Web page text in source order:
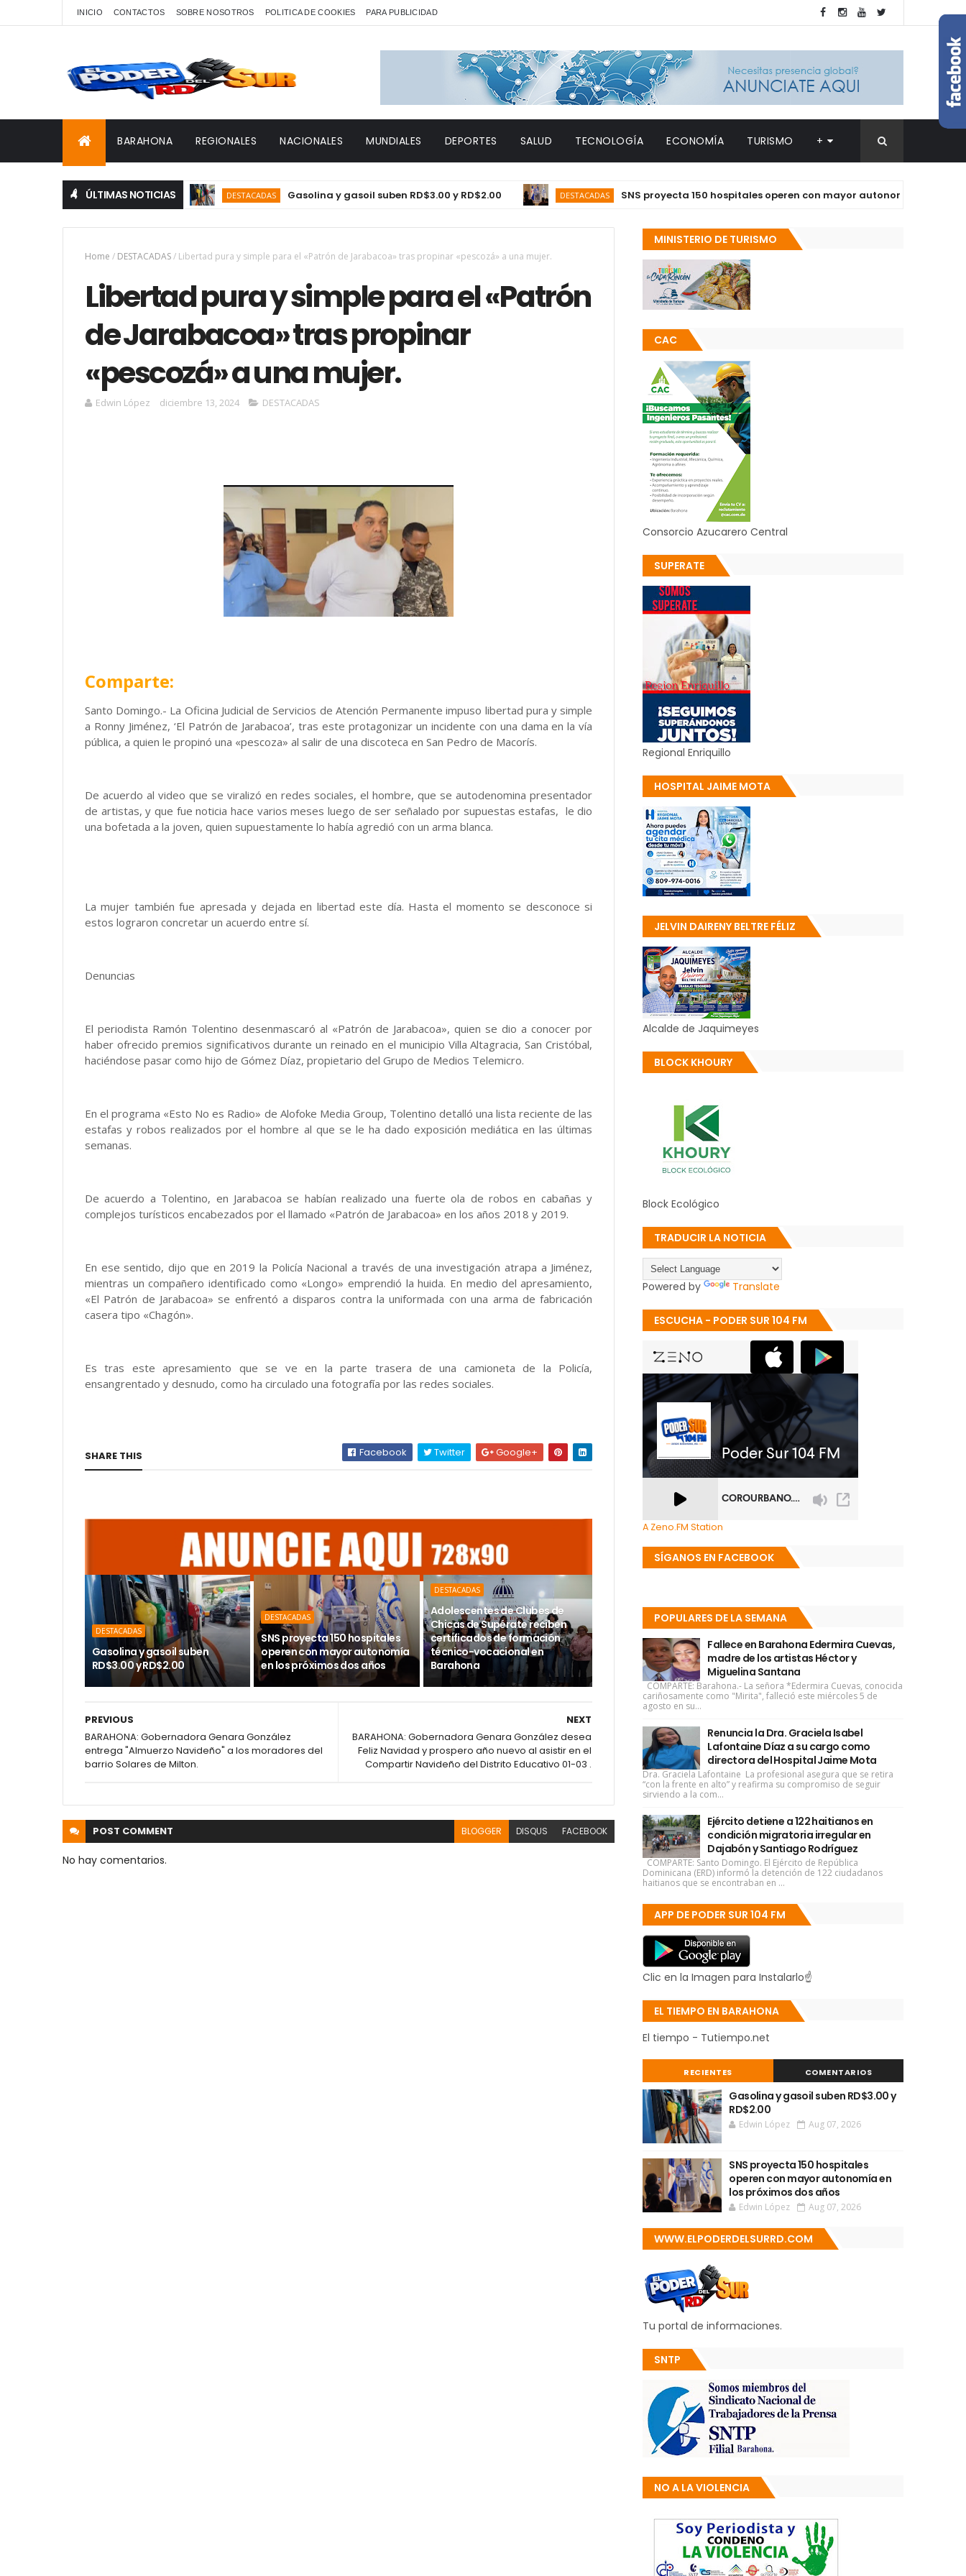
INICIO CONTACTOS SOBRE NOSOTROS POLITICA DE COOKIES PARA PUBLICIDAD
BARAHONA REGIONALES NACIONALES MUNDIALES DEPORTES SALUD TECNOLOGÍA ECONOMÍA TURISMO +
ÚLTIMAS NOTICIAS DESTACADAS Gasolina y gasoil suben RD$3.00 y RD$2.00 DESTACADAS SNS proyecta 150 hospitales operen con mayor autonomía en los próximos
Home / DESTACADAS/ Libertad pura y simple para el «Patrón de Jarabacoa» tras propinar «pescozá» a una mujer.
Libertad pura y simple para el «Patrón
de Jarabacoa» tras propinar
«pescozá» a una mujer.
Edwin López diciembre 13, 2024 DESTACADAS
Comparte:
Santo Domingo.- La Oficina Judicial de Servicios de Atención Permanente impuso libertad pura y simple
a Ronny Jiménez, ‘El Patrón de Jarabacoa’, tras este protagonizar un incidente con una dama en la vía
pública, a quien le propinó una «pescoza» al salir de una discoteca en San Pedro de Macorís.
De acuerdo al video que se viralizó en redes sociales, el hombre, que se autodenomina presentador
de artistas, y que fue noticia hace varios meses luego de ser señalado por supuestas estafas, le dio
una bofetada a la joven, quien supuestamente lo había agredió con un arma blanca.
La mujer también fue apresada y dejada en libertad este día. Hasta el momento se desconoce si
estos lograron concretar un acuerdo entre sí.
Denuncias
El periodista Ramón Tolentino desenmascaró al «Patrón de Jarabacoa», quien se dio a conocer por
haber ofrecido premios significativos durante un reinado en el municipio Villa Altagracia, San Cristóbal,
haciéndose pasar como hijo de Gómez Díaz, propietario del Grupo de Medios Telemicro.
En el programa «Esto No es Radio» de Alofoke Media Group, Tolentino detalló una lista reciente de las
estafas y robos realizados por el hombre al que se le ha dado exposición mediática en las últimas
semanas.
De acuerdo a Tolentino, en Jarabacoa se habían realizado una fuerte ola de robos en cabañas y
complejos turísticos encabezados por el llamado «Patrón de Jarabacoa» en los años 2018 y 2019.
En ese sentido, dijo que en 2019 la Policía Nacional a través de una investigación atrapa a Jiménez,
mientras un compañero identificado como «Longo» emprendió la huida. En medio del apresamiento,
«El Patrón de Jarabacoa» se enfrentó a disparos contra la uniformada con una arma de fabricación
casera tipo «Chagón».
Es tras este apresamiento que se ve en la parte trasera de una camioneta de la Policía,
ensangrentado y desnudo, como ha circulado una fotografía por las redes sociales.
SHARE THIS Facebook Twitter Google+
DESTACADAS
Gasolina y gasoil suben
RD$3.00 y RD$2.00
DESTACADAS
SNS proyecta 150 hospitales
operen con mayor autonomía
en los próximos dos años
DESTACADAS
Adolescentes de Clubes de
Chicas de Supérate reciben
certificados de formación
técnico-vocacional en
Barahona
NEXT
BARAHONA: Gobernadora Genara González desea
Feliz Navidad y prospero año nuevo al asistir en el
Compartir Navideño del Distrito Educativo 01-03 .
PREVIOUS
BARAHONA: Gobernadora Genara González
entrega "Almuerzo Navideño" a los moradores del
barrio Solares de Milton.
POST COMMENT BLOGGER DISQUS FACEBOOK
No hay comentarios.
MINISTERIO DE TURISMO
CAC
Consorcio Azucarero Central
SUPERATE
Regional Enriquillo
HOSPITAL JAIME MOTA
JELVIN DAIRENY BELTRE FÉLIZ
Alcalde de Jaquimeyes
BLOCK KHOURY
Block Ecológico
TRADUCIR LA NOTICIA
Powered by Translate
ESCUCHA - PODER SUR 104 FM
A Zeno.FM Station
SÍGANOS EN FACEBOOK
POPULARES DE LA SEMANA
Fallece en Barahona Edermira Cuevas,
madre de los artistas Héctor y
Miguelina Santana
COMPARTE: Barahona.- La señora *Edermira Cuevas, conocida
cariñosamente como "Mirita", falleció este miércoles 5 de
agosto en su...
Renuncia la Dra. Graciela Isabel
Lafontaine Díaz a su cargo como
directora del Hospital Jaime Mota
Dra. Graciela Lafontaine La profesional asegura que se retira
“con la frente en alto” y reafirma su compromiso de seguir
sirviendo a la com...
Ejército detiene a 122 haitianos en
condición migratoria irregular en
Dajabón y Santiago Rodríguez
COMPARTE: Santo Domingo. El Ejército de República
Dominicana (ERD) informó la detención de 122 ciudadanos
haitianos que se encontraban en ...
APP DE PODER SUR 104 FM
Clic en la Imagen para Instalarlo☝
EL TIEMPO EN BARAHONA
El tiempo - Tutiempo.net
RECIENTES COMENTARIOS
Gasolina y gasoil suben RD$3.00 y
RD$2.00
Edwin López Aug 07, 2026
SNS proyecta 150 hospitales
operen con mayor autonomía en
los próximos dos años
Edwin López Aug 07, 2026
WWW.ELPODERDELSURRD.COM
Tu portal de informaciones.
SNTP
NO A LA VIOLENCIA